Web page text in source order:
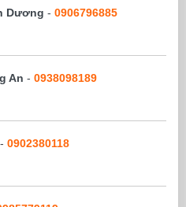
Dương - 0906796885
An - 0938098189
- 0902380118